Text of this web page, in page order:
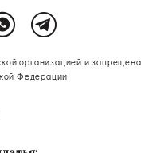
организацией и запрещена
Федерации